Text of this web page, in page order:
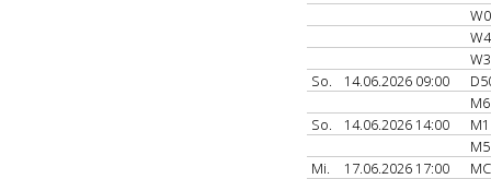
So.
14.06.2026 09:00
So.
14.06.2026 14:00
Mi.
17.06.2026 17:00